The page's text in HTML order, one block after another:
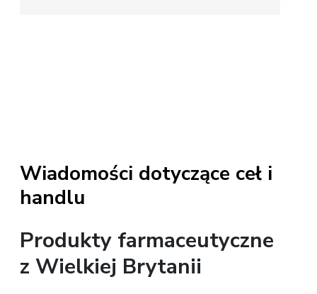
Wiadomości dotyczące ceł i
handlu
Produkty farmaceutyczne
z Wielkiej Brytanii